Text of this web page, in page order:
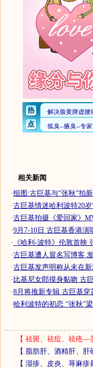
相关新闻
·组图:古巨基与“张秋”拍
·古巨基情迷哈利波特20
·古巨基拍摄《爱回家》
·9月7-10日 古巨基香港演
· 《哈利-波特》伦敦首映
·古巨基遭人冒名写博客
·古巨基发声明称从未在新
· 比基尼女郎摸身黏吻 古
·8月将推新专辑 古巨基
·哈利波特的初恋 “张秋”
【 祛斑、祛痘、祛疮—
【 脂肪肝、酒精肝、肝
【 湿疹、皮炎、荨麻疹